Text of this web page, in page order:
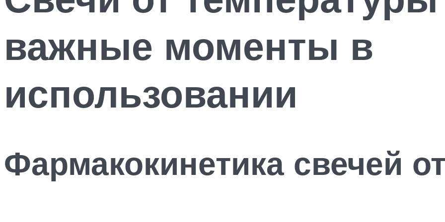
важные моменты в
использовании
Фармакокинетика свечей